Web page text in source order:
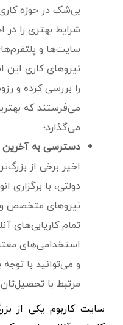
بی‌شک در حوزه
شرایط بهتری را در
سایت‌ها و
نیروهای کاری
را بررسی کرده و
می‌فرستند که
می‌گذارد؛
دسترسی به آخرین
اخیر برخی از
دولتی، با برگزاری
نیروهای متخصص و
تمام کاریابی‌های
استخدامی‌های
و می‌توانید با
مرتبط با
سایت کاربوم یکی از